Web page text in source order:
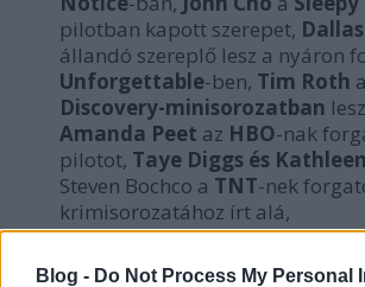
Blog - Do Not Process My Personal
pilotban kapott szerepet,
állandó szereplő lesz a nyáron
Unforgettable-ben, Tim Roth a
Discovery-minisorozatban
Amanda Peet az HBO-nak
pilotot, Taye Diggs és
Steven Bochco a TNT-nek
krimisorozatához írt alá,
záróepizódjának forgatását.